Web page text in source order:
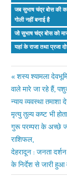
जब सुभाष चंद्र बोस की
गोली नहीं बनाई है
जो सुभाष चंद्र बोस को
यहां के राजा तथा प्रजा
Post
navigation
Previous
Post:
शस्य श्यामला
वाले मारे जा रहे हैं,
न्याय व्यवस्था
मृत्यु तुल्य कष्ट भी
गुरू परम्परा के अच्छे
राशिफल,
Next
Post:
देहरादून : जनता
के निर्देश से जारी